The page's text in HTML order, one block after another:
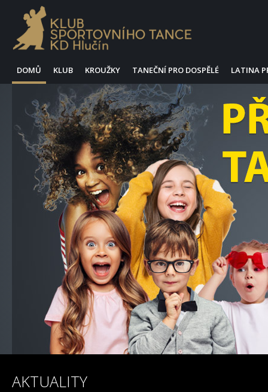
DOMŮ KLUB KROUŽKY TANEČNÍ PRO DOSPĚLÉ LATINA
AKTUALITY